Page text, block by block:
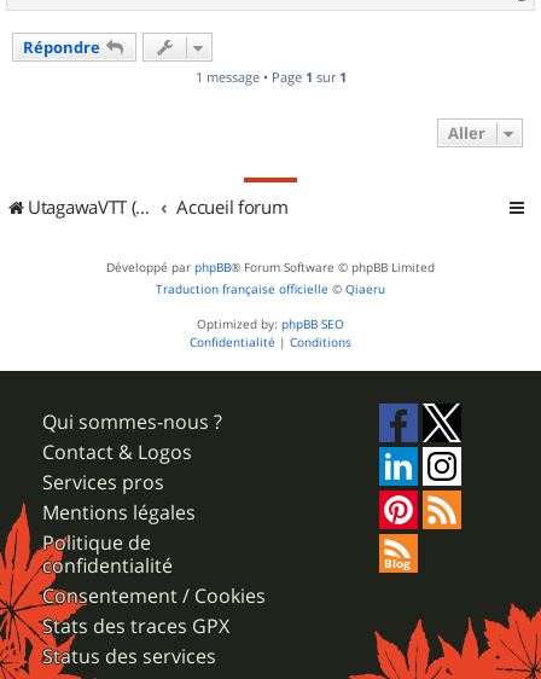
a
Répondre
1 message • Page 1 sur 1
Aller
UtagawaVTT (Randos VTT et VTTAE avec traces GPS) Accueil forum
Développé par phpBB® Forum Software © phpBB Limited
Traduction française officielle © Qiaeru
Optimized by: phpBB SEO
Confidentialité | Conditions
Qui sommes-nous ?
Contact & Logos
Services pros
Mentions légales
Politique de
confidentialité
Consentement / Cookies
Stats des traces GPX
Status des services